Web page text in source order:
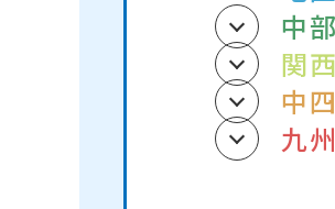
中
関
中
九